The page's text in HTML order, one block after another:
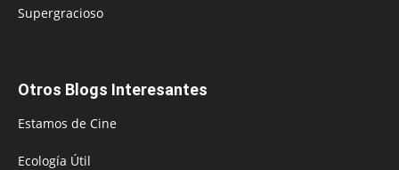
Supergracioso
Otros Blogs Interesantes
Estamos de Cine
Ecología Útil